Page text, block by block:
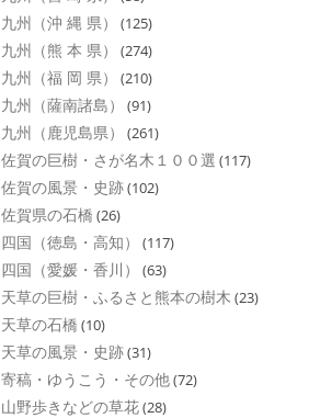
九州（沖 縄 県） (125)
九州（熊 本 県） (274)
九州（福 岡 県） (210)
九州（薩南諸島） (91)
九州（鹿児島県） (261)
佐賀の巨樹・さが名木１００選 (117)
佐賀の風景・史跡(102)
佐賀県の石橋 (26)
四国（徳島・高知） (117)
四国（愛媛・香川） (63)
天草の巨樹・ふるさと熊本の樹木 (23)
天草の石橋 (10)
天草の風景・史跡(31)
寄稿・ゆうこう・その他(72)
山野歩きなどの草花(28)